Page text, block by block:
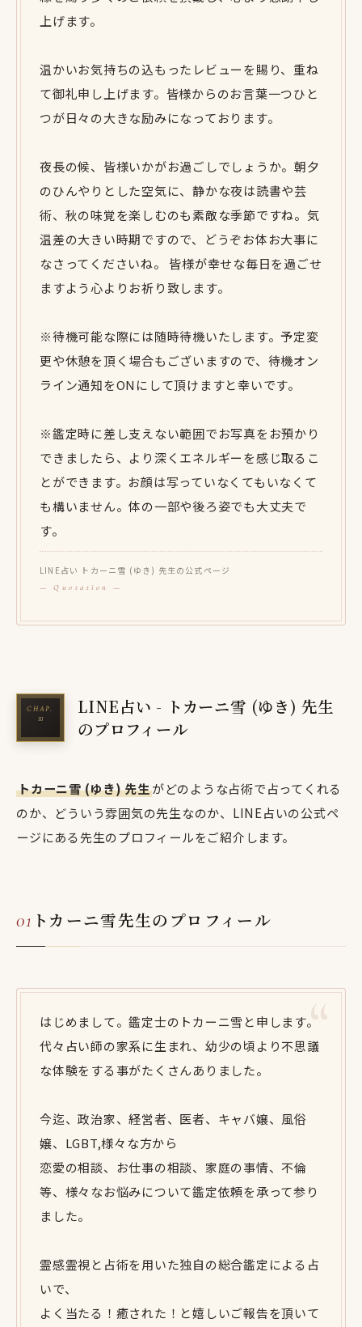
上げます。
温かいお気持ちの込もったレビューを賜り、重ね
て御礼申し上げます。皆様からのお言葉一つひと
つが日々の大きな励みになっております。
夜長の候、皆様いかがお過ごしでしょうか。朝夕
のひんやりとした空気に、静かな夜は読書や芸
術、秋の味覚を楽しむのも素敵な季節ですね。気
温差の大きい時期ですので、どうぞお体お大事に
なさってくださいね。 皆様が幸せな毎日を過ごせ
ますよう心よりお祈り致します。
※待機可能な際には随時待機いたします。予定変
更や休憩を頂く場合もございますので、待機オン
ライン通知をONにして頂けますと幸いです。
※鑑定時に差し支えない範囲でお写真をお預かり
できましたら、より深くエネルギーを感じ取るこ
とができます。お顔は写っていなくてもいなくて
も構いません。体の一部や後ろ姿でも大丈夫で
す。
LINE占い トカーニ雪 (ゆき) 先生の公式ページ
LINE占い - トカーニ雪 (ゆき) 先生
のプロフィール
トカーニ雪 (ゆき) 先生がどのような占術で占ってくれる
のか、どういう雰囲気の先生なのか、LINE占いの公式ペ
ージにある先生のプロフィールをご紹介します。
トカーニ雪先生のプロフィール
はじめまして。鑑定士のトカーニ雪と申します。
代々占い師の家系に生まれ、幼少の頃より不思議
な体験をする事がたくさんありました。
今迄、政治家、経営者、医者、キャバ嬢、風俗
嬢、LGBT,様々な方から
恋愛の相談、お仕事の相談、家庭の事情、不倫
等、様々なお悩みについて鑑定依頼を承って参り
ました。
霊感霊視と占術を用いた独自の総合鑑定による占
いで、
よく当たる！癒された！と嬉しいご報告を頂いて